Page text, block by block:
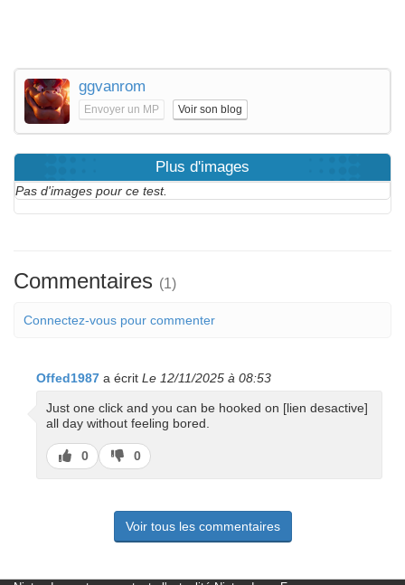
ggvanrom
Envoyer un MP Voir son blog
Plus d'images
Pas d'images pour ce test.
Commentaires (1)
Connectez-vous pour commenter
Offed1987 a écrit Le 12/11/2025 à 08:53
Just one click and you can be hooked on [lien desactive]
all day without feeling bored.
J’aime
0
J’aime
pas
0
Voir tous les commentaires